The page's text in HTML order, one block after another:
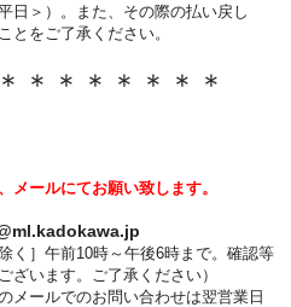
日＞）。また、その際の払い戻し
とをご了承ください。
＊＊＊＊＊＊＊
メールにてお願い致します。
く］午前10時～午後6時まで。確認等
ざいます。ご了承ください）
メールでのお問い合わせは翌営業日